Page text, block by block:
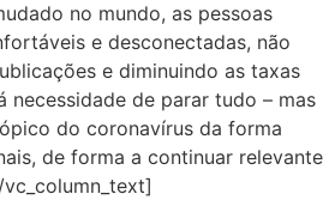
no mundo, as pessoas
e desconectadas, não
e diminuindo as taxas
necessidade de parar tudo – mas
do coronavírus da forma
de forma a continuar relevante